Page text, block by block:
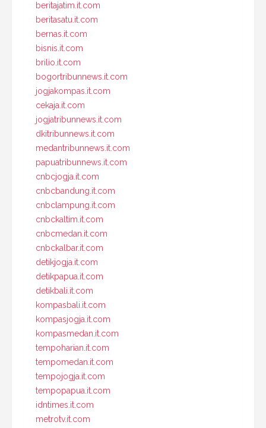
beritajatim.it.com
beritasatu.it.com
bernas.it.com
bisnis.it.com
brilio.it.com
bogortribunnews.it.com
jogjakompas.it.com
cekaja.it.com
jogjatribunnews.it.com
dkitribunnews.it.com
medantribunnews.it.com
papuatribunnews.it.com
cnbcjogja.it.com
cnbcbandung.it.com
cnbclampung.it.com
cnbckaltim.it.com
cnbcmedan.it.com
cnbckalbar.it.com
detikjogja.it.com
detikpapua.it.com
detikbali.it.com
kompasbali.it.com
kompasjogja.it.com
kompasmedan.it.com
tempoharian.it.com
tempomedan.it.com
tempojogja.it.com
tempopapua.it.com
idntimes.it.com
metrotv.it.com